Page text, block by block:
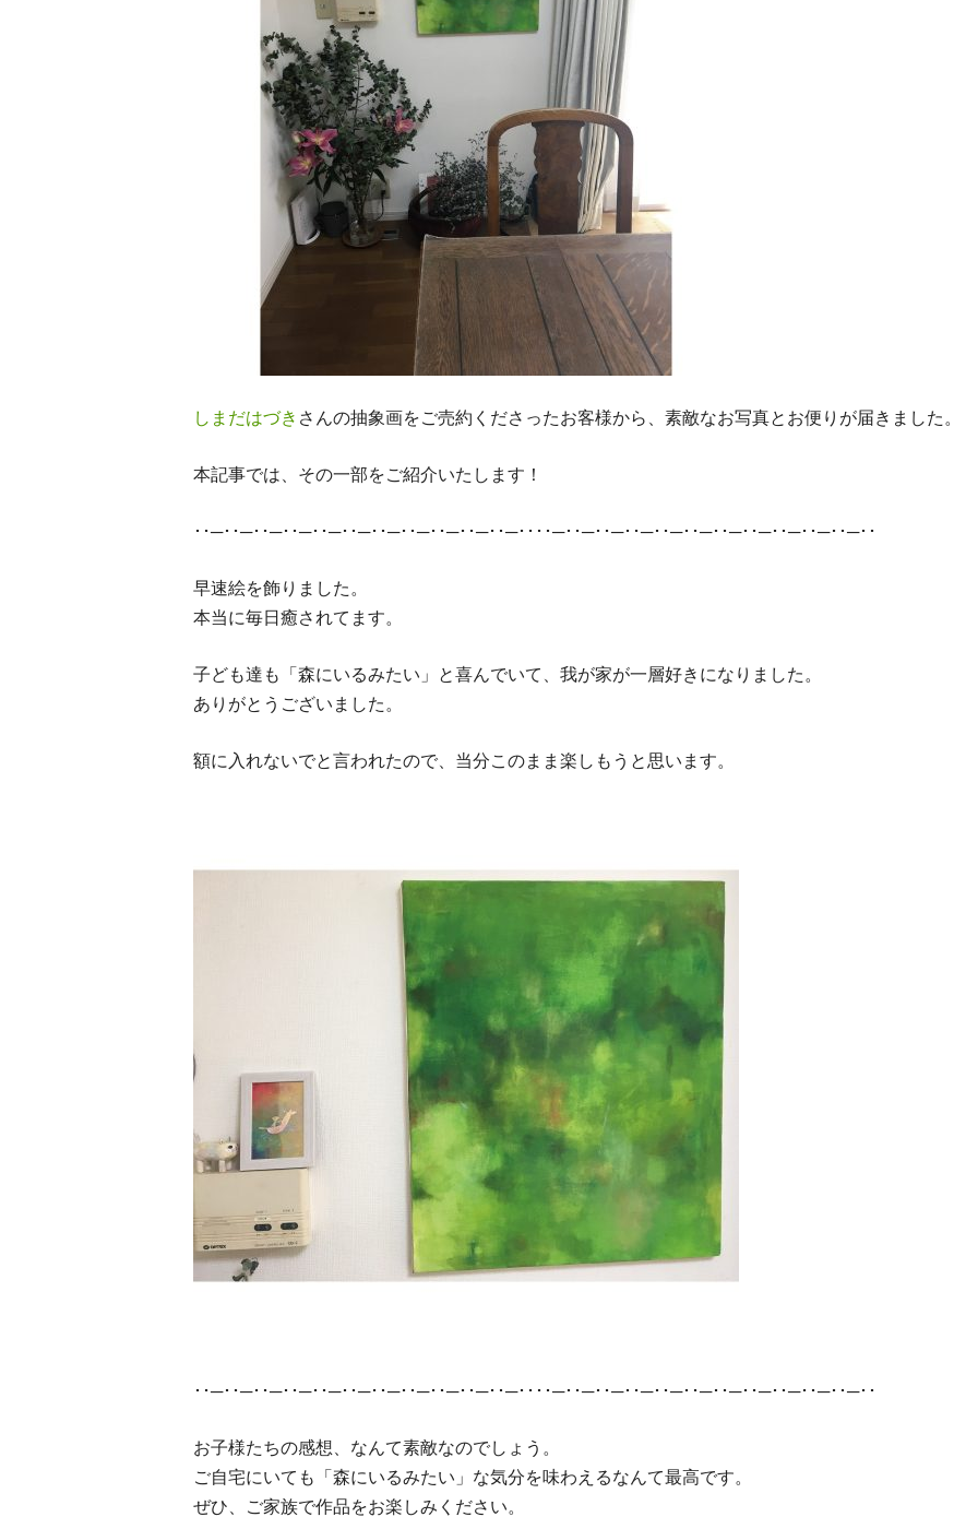
しまだはづき さんの抽象画をご売約くださったお客様から、素敵なお写真とお便りが届きました。
本記事では、その一部をご紹介いたします！
･･─･･─･･─･･─･･─･･─･･─･･─･･─･･─･･─････─･･─･･─･･─･･─･･─･･─･･─･･─･･─･･─･･
早速絵を飾りました。
本当に毎日癒されてます。
子ども達も「森にいるみたい」と喜んでいて、我が家が一層好きになりました。
ありがとうございました。
額に入れないでと言われたので、当分このまま楽しもうと思います。
･･─･･─･･─･･─･･─･･─･･─･･─･･─･･─･･─････─･･─･･─･･─･･─･･─･･─･･─･･─･･─･･─･･
お子様たちの感想、なんて素敵なのでしょう。
ご自宅にいても「森にいるみたい」な気分を味わえるなんて最高です。
ぜひ、ご家族で作品をお楽しみください。